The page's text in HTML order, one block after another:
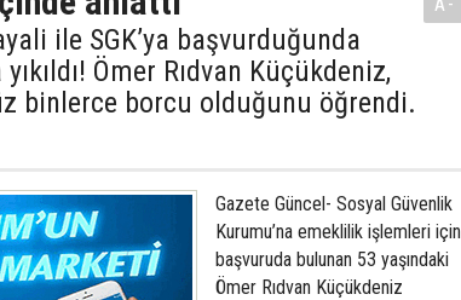
ile SGK’ya başvurduğunda
Ömer Rıdvan Küçükdeniz,
binlerce borcu olduğunu öğrendi.
Gazete Güncel- Sosyal Güvenlik
Kurumu’na emeklilik işlemleri için
başvuruda bulunan 53 yaşındaki
Ömer Rıdvan Küçükdeniz